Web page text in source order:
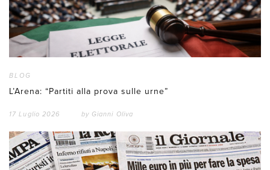
BLOG
L’Arena: “Partiti alla prova sulle urne”
17 Luglio 2026 by Gianni Oliva